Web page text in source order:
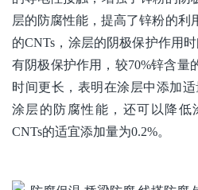
层的防腐性能，提高了锌粉的利
的CNTs，涂层的阴极保护作用
有阴极保护作用，较70%锌含量
时间更长，表明在涂层中添加
涂层的防腐性能，还可以降低
CNTs的适宜添加量为0.2%。